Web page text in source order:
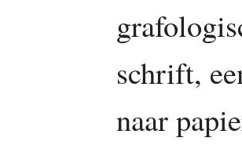
schrift,
naar